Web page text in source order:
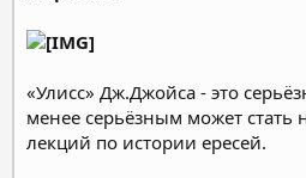
«Улисс» Дж.Джойса - это
менее серьёзным может
лекций по истории ересей.